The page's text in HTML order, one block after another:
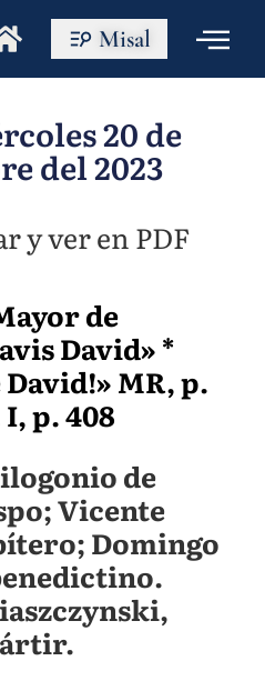
Misal
20 de
del 2023
y ver en PDF
de
David» *
David!» MR, p.
I, p. 408
de
Vicente
Domingo